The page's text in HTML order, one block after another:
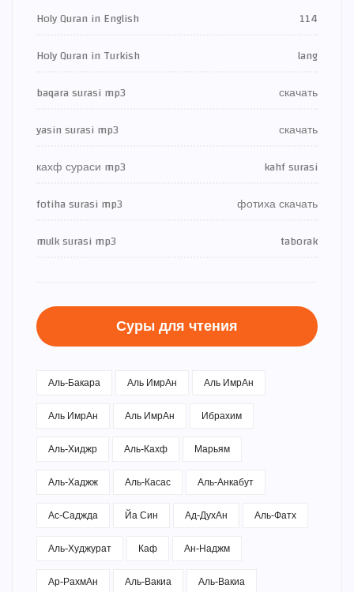
Holy Quran in English
114
Holy Quran in Turkish
lang
baqara surasi mp3
скачать
yasin surasi mp3
скачать
кахф сураси mp3
kahf surasi
fotiha surasi mp3
фотиха скачать
mulk surasi mp3
taborak
Суры для чтения
Аль-Бакара Аль ИмрАн
Аль ИмрАн
Аль ИмрАн
Аль ИмрАн
Ибрахим
Аль-Хиджр
Аль-Кахф
Марьям
Аль-Хаджж
Аль-Касас
Аль-Анкабут
Ас-Саджда
Йа Син Ад-ДухАн
Аль-Фатх
Аль-Худжурат
Каф
Ан-Наджм
Ар-РахмАн
Аль-Вакиа
Аль-Вакиа